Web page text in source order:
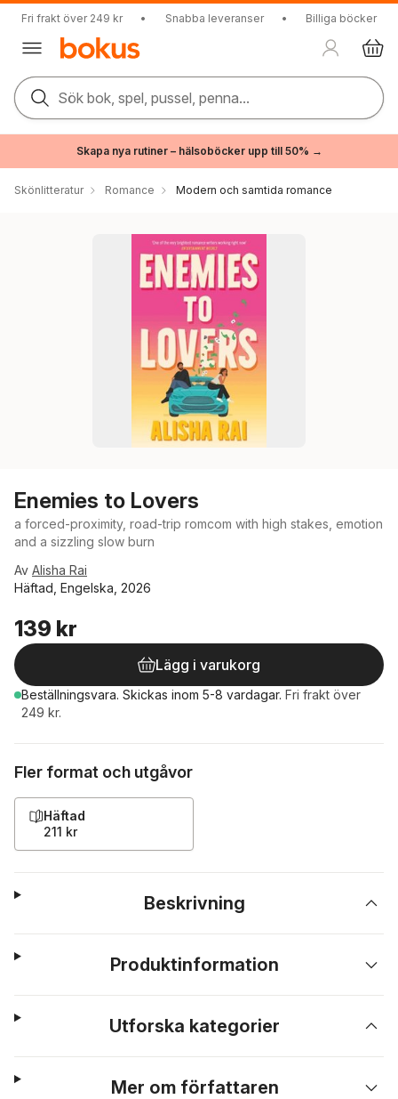
Fri frakt över 249 kr • Snabba leveranser • Billiga böcker
Sök bok, spel, pussel, penna...
Skapa nya rutiner – hälsoböcker upp till 50% →
Skönlitteratur Romance Modern och samtida romance
Enemies to Lovers
a forced-proximity, road-trip romcom with high stakes, emotion
and a sizzling slow burn
Av Alisha Rai
Häftad, Engelska, 2026
139 kr
Lägg i varukorg
Beställningsvara. Skickas inom 5-8 vardagar. Fri frakt över
249 kr.
Fler format och utgåvor
Häftad
211 kr
Beskrivning
Produktinformation
Utforska kategorier
Mer om författaren